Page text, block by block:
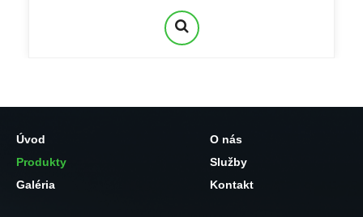
Úvod
O nás
Produkty
Služby
Galéria
Kontakt